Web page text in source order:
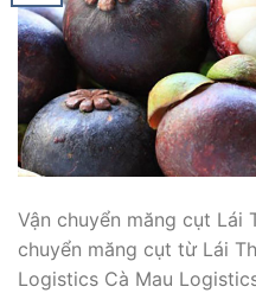
Vận chuyển măng cụt Lái
chuyển măng cụt từ Lái
Logistics Cà Mau